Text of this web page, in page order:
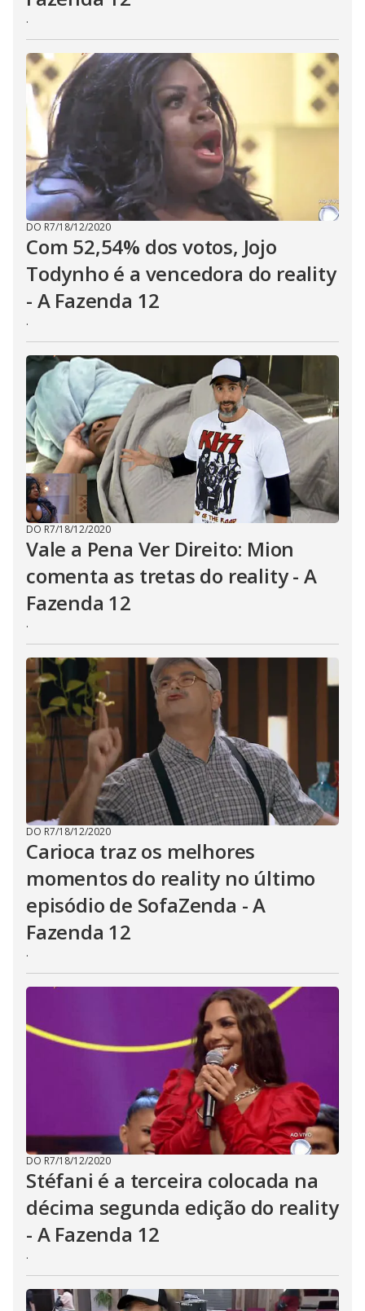
.
DO R7/18/12/2020
Com 52,54% dos votos, Jojo
Todynho é a vencedora do reality
- A Fazenda 12
.
DO R7/18/12/2020
Vale a Pena Ver Direito: Mion
comenta as tretas do reality - A
Fazenda 12
.
DO R7/18/12/2020
Carioca traz os melhores
momentos do reality no último
episódio de SofaZenda - A
Fazenda 12
.
DO R7/18/12/2020
Stéfani é a terceira colocada na
décima segunda edição do reality
- A Fazenda 12
.